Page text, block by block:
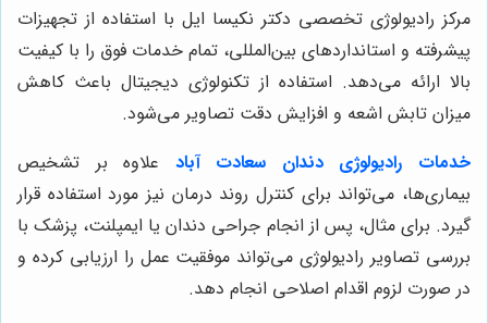
مرکز رادیولوژی تخصصی دکتر نکیسا ایل با استفاده از تجهیزات
پیشرفته و استانداردهای بین‌المللی، تمام خدمات فوق را با کیفیت
بالا ارائه می‌دهد. استفاده از تکنولوژی دیجیتال باعث کاهش
میزان تابش اشعه و افزایش دقت تصاویر می‌شود.
خدمات رادیولوژی دندان
سعادت آباد علاوه بر تشخیص
بیماری‌ها، می‌تواند برای کنترل روند درمان نیز مورد استفاده قرار
گیرد. برای مثال، پس از انجام جراحی دندان یا ایمپلنت، پزشک با
بررسی تصاویر رادیولوژی می‌تواند موفقیت عمل را ارزیابی کرده و
در صورت لزوم اقدام اصلاحی انجام دهد.